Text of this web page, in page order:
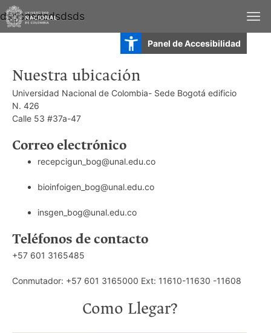
dsdsdsdsdsdsds
Panel de Accesibilidad
Nuestra ubicación
Universidad Nacional de Colombia- Sede Bogotá edificio
N. 426
Calle 53 #37a-47
Correo electrónico
recepcigun_bog@unal.edu.co
bioinfoigen_bog@unal.edu.co
insgen_bog@unal.edu.co
Teléfonos de contacto
+57 601 3165485
Conmutador: +57 601 3165000 Ext: 11610-11630 -11608
Como Llegar?